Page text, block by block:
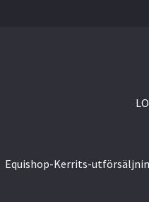
Equishop-Kerrits-